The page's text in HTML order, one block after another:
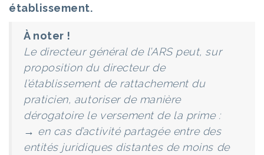
établissement.
À noter !
Le directeur général de l’ARS peut, sur
proposition du directeur de
l’établissement de rattachement du
praticien, autoriser de manière
dérogatoire le versement de la prime :
→ en cas d’activité partagée entre des
entités juridiques distantes de moins de